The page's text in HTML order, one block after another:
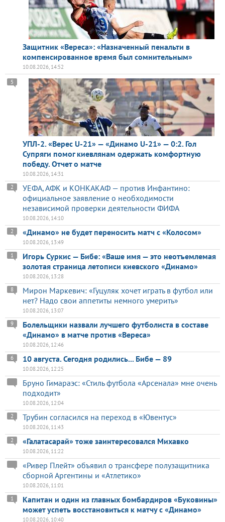
Защитник «Вереса»: «Назначенный пенальти в
компенсированное время был сомнительным»
10.08.2026, 14:52
УПЛ-2. «Верес U-21» — «Динамо U-21» — 0:2. Гол
Супряги помог киевлянам одержать комфортную
победу. Отчет о матче
5
10.08.2026, 14:31
УЕФА, АФК и КОНКАКАФ — против Инфантино:
официальное заявление о необходимости
независимой проверки деятельности ФИФА
2
10.08.2026, 14:10
«Динамо» не будет переносить матч с «Колосом»
2
10.08.2026, 13:49
Игорь Суркис — Бибе: «Ваше имя — это неотъемлемая
золотая страница летописи киевского «Динамо»
1
10.08.2026, 13:28
Мирон Маркевич: «Гуцуляк хочет играть в футбол или
нет? Надо свои аппетиты немного умерить»
8
10.08.2026, 13:07
Болельщики назвали лучшего футболиста в составе
«Динамо» в матче против «Вереса»
9
10.08.2026, 12:46
10 августа. Сегодня родились... Бибе — 89
6
10.08.2026, 12:25
Бруно Гимараэс: «Стиль футбола «Арсенала» мне очень
подходит»
10.08.2026, 12:04
Трубин согласился на переход в «Ювентус»
2
10.08.2026, 11:43
«Галатасарай» тоже заинтересовался Михавко
2
10.08.2026, 11:22
«Ривер Плейт» объявил о трансфере полузащитника
сборной Аргентины и «Атлетико»
10.08.2026, 11:01
Капитан и один из главных бомбардиров «Буковины»
может успеть восстановиться к матчу с «Динамо»
1
10.08.2026, 10:40